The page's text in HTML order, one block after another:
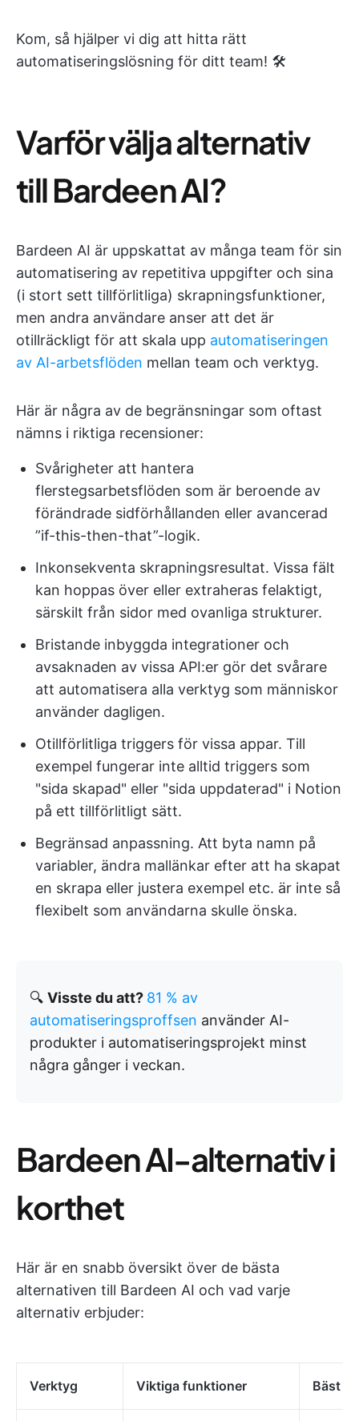
Kom, så hjälper vi dig att hitta rätt
automatiseringslösning för ditt team! 🛠️
Varför välja alternativ
till Bardeen AI?
Bardeen AI är uppskattat av många team för sin
automatisering av repetitiva uppgifter och sina
(i stort sett tillförlitliga) skrapningsfunktioner,
men andra användare anser att det är
otillräckligt för att skala upp automatiseringen
av AI-arbetsflöden mellan team och verktyg.
Här är några av de begränsningar som oftast
nämns i riktiga recensioner:
Svårigheter att hantera
flerstegsarbetsflöden som är beroende av
förändrade sidförhållanden eller avancerad
”if-this-then-that”-logik.
Inkonsekventa skrapningsresultat. Vissa fält
kan hoppas över eller extraheras felaktigt,
särskilt från sidor med ovanliga strukturer.
Bristande inbyggda integrationer och
avsaknaden av vissa API:er gör det svårare
att automatisera alla verktyg som människor
använder dagligen.
Otillförlitliga triggers för vissa appar. Till
exempel fungerar inte alltid triggers som
"sida skapad" eller "sida uppdaterad" i Notion
på ett tillförlitligt sätt.
Begränsad anpassning. Att byta namn på
variabler, ändra mallänkar efter att ha skapat
en skrapa eller justera exempel etc. är inte så
flexibelt som användarna skulle önska.
🔍 Visste du att? 81 % av
automatiseringsproffsen använder AI-
produkter i automatiseringsprojekt minst
några gånger i veckan.
Bardeen AI-alternativ i
korthet
Här är en snabb översikt över de bästa
alternativen till Bardeen AI och vad varje
alternativ erbjuder:
Verktyg Viktiga funktioner Bäst